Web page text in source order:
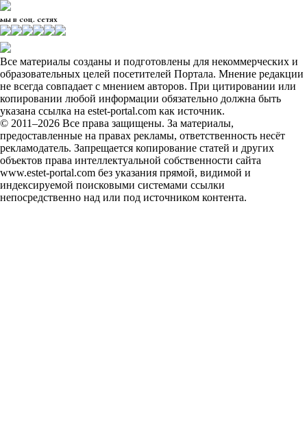
мы в соц. сетях
Все материалы созданы и подготовлены для некоммерческих и
образовательных целей посетителей Портала. Мнение редакции
не всегда совпадает с мнением авторов. При цитировании или
копировании любой информации обязательно должна быть
указана ссылка на estet-portal.com как источник.
© 2011–2026 Все права защищены. За материалы,
предоставленные на правах рекламы, ответственность несёт
рекламодатель. Запрещается копирование статей и других
объектов права интеллектуальной собственности сайта
www.estet-portal.com без указания прямой, видимой и
индексируемой поисковыми системами ссылки
непосредственно над или под источником контента.